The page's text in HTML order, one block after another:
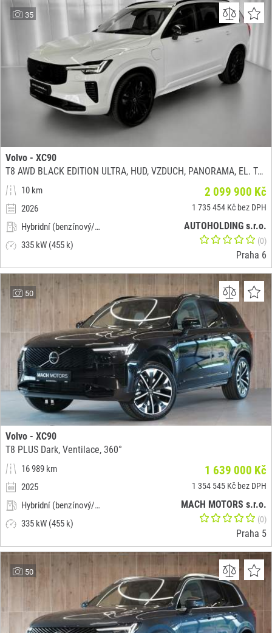
35
Volvo - XC90
T8 AWD BLACK EDITION ULTRA, HUD, VZDUCH, PANORAMA, EL. TAŽNÉ
10 km
2026
Hybridní (benzínový/elektrický)
335 kW (455 k)
2 099 900 Kč
1 735 454 Kč bez DPH
AUTOHOLDING s.r.o.
(0)
Praha 6
50
Volvo - XC90
T8 PLUS Dark, Ventilace, 360°
16 989 km
2025
Hybridní (benzínový/elektrický)
335 kW (455 k)
1 639 000 Kč
1 354 545 Kč bez DPH
MACH MOTORS s.r.o.
(0)
Praha 5
50